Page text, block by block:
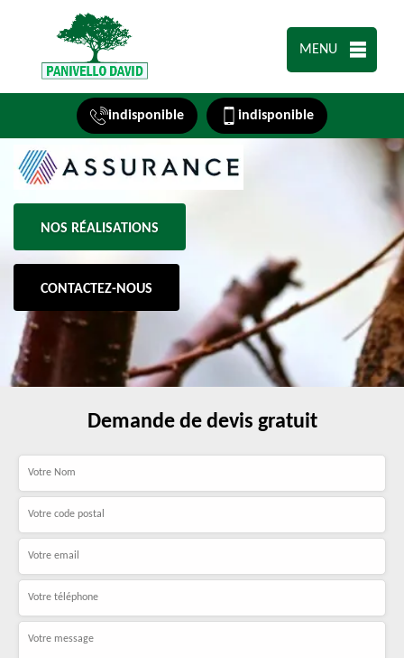
MENU
indisponible indisponible
NOS RÉALISATIONS
CONTACTEZ-NOUS
Demande de devis gratuit